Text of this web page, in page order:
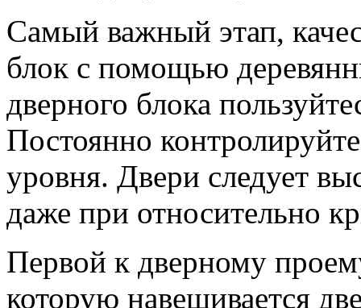
Самый важный этап,
блок с помощью
дверного блока
Постоянно
уровня. Двери следует
даже при относительно
Первой к дверному
которую навешивается